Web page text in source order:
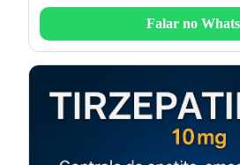
Falar no